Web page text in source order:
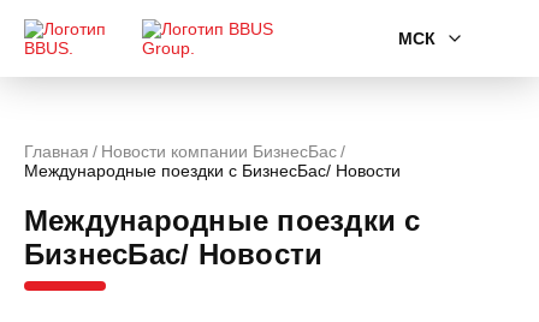
МСК
Главная
Новости компании БизнесБас
Международные поездки с БизнесБас/ Новости
Международные поездки с
БизнесБас/ Новости